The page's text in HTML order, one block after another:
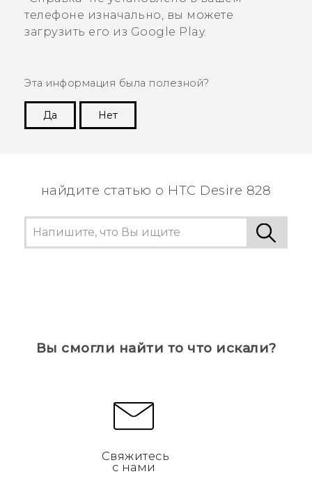
телефоне изначально, вы можете
загрузить его из Google Play.
Эта информация была полезной?
Да
Нет
найдите статью о HTC Desire 828
Вы смогли найти то что искали?
Свяжитесь
с нами